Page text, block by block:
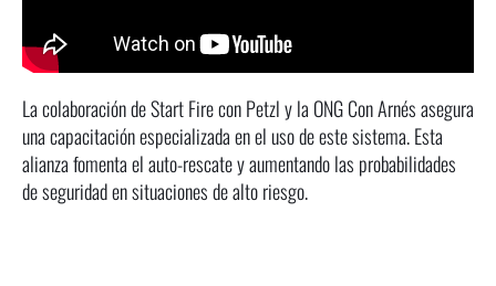
La colaboración de Start Fire con Petzl y la ONG Con Arnés asegura
una capacitación especializada en el uso de este sistema. Esta
alianza fomenta el auto-rescate y aumentando las probabilidades
de seguridad en situaciones de alto riesgo.